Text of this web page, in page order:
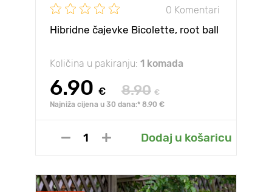
0 Komentari
Hibridne čajevke Bicolette, root ball
Količina u pakiranju: 1 komada
6.90 € 8.90 €
Najniža cijena u 30 dana:* 8.90 €
Dodaj u košaricu